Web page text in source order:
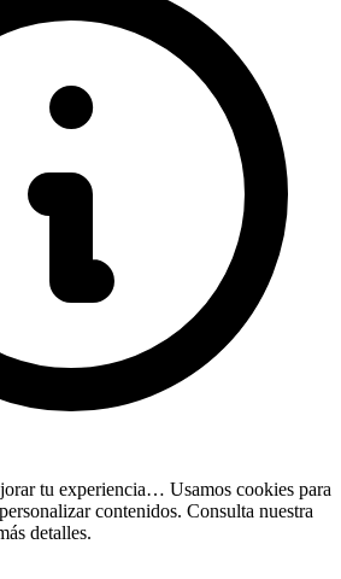
tu experiencia… Usamos cookies para
contenidos. Consulta nuestra
detalles.